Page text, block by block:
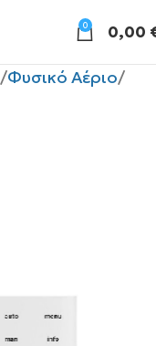
0 0,00
Φυσικό Αέριο